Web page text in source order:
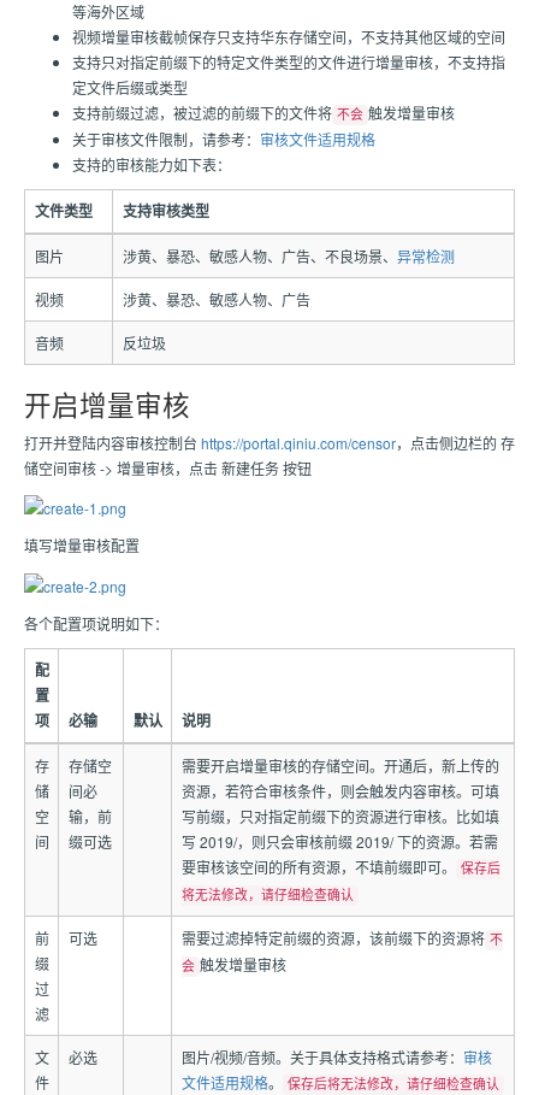
等海外区域
视频增量审核截帧保存只支持华东存储空间，不支持其他区域的空间
支持只对指定前缀下的特定文件类型的文件进行增量审核，不支持指
定文件后缀或类型
支持前缀过滤，被过滤的前缀下的文件将 不会 触发增量审核
关于审核文件限制，请参考： 审核文件适用规格
支持的审核能力如下表：
文件类型 支持审核类型
图片 涉黄、暴恐、敏感人物、广告、不良场景、 异常检测
视频 涉黄、暴恐、敏感人物、广告
音频 反垃圾
开启增量审核
打开并登陆内容审核控制台 https://portal.qiniu.com/censor，点击侧边栏的 存
储空间审核 -> 增量审核，点击 新建任务 按钮
填写增量审核配置
各个配置项说明如下：
配
置
项
必输 默认 说明
存
储
空
间
存储空
间必
输，前
缀可选
需要开启增量审核的存储空间。开通后，新上传的
资源，若符合审核条件，则会触发内容审核。可填
写前缀，只对指定前缀下的资源进行审核。比如填
写 2019/，则只会审核前缀 2019/ 下的资源。若需
要审核该空间的所有资源，不填前缀即可。
保存后
将无法修改，请仔细检查确认
前
缀
过
滤
可选 需要过滤掉特定前缀的资源，该前缀下的资源将 不
会 触发增量审核
文
件
必选 图片/视频/音频。关于具体支持格式请参考： 审核
文件适用规格。 保存后将无法修改，请仔细检查确认